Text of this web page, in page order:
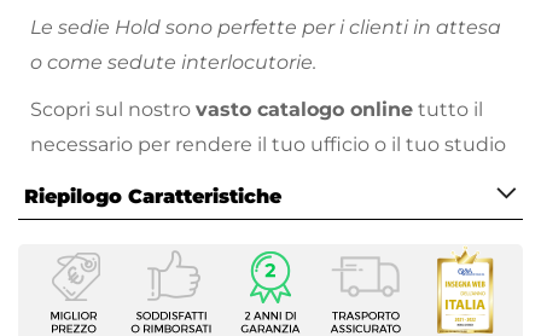
Le sedie Hold sono perfette per i clienti in attesa
o come sedute interlocutorie.
Scopri sul nostro vasto catalogo online tutto il
necessario per rendere il tuo ufficio o il tuo studio
Riepilogo Caratteristiche
Caratteristiche
Tipologia
Sedia